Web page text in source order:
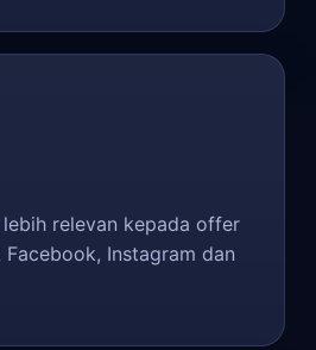
relevan kepada offer
Instagram dan